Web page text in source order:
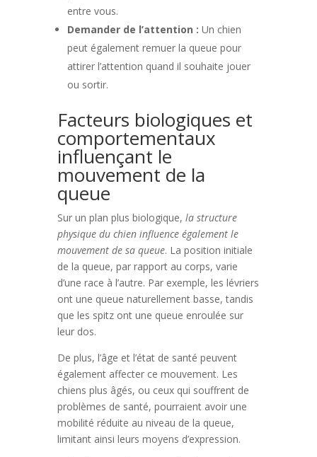
entre vous.
Demander de l’attention : Un chien
peut également remuer la queue pour
attirer l’attention quand il souhaite jouer
ou sortir.
Facteurs biologiques et
comportementaux
influençant le
mouvement de la
queue
Sur un plan plus biologique, la structure
physique du chien influence également le
mouvement de sa queue. La position initiale
de la queue, par rapport au corps, varie
d’une race à l’autre. Par exemple, les lévriers
ont une queue naturellement basse, tandis
que les spitz ont une queue enroulée sur
leur dos.
De plus, l’âge et l’état de santé peuvent
également affecter ce mouvement. Les
chiens plus âgés, ou ceux qui souffrent de
problèmes de santé, pourraient avoir une
mobilité réduite au niveau de la queue,
limitant ainsi leurs moyens d’expression.